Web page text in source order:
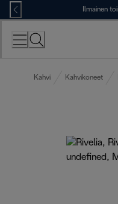
Skip
to
Content
Ilmainen
Kahvi Kahvikoneet